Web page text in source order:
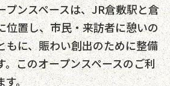
プンスペースは、JR倉敷駅と倉
位置し、市民・来訪者に憩いの
もに、賑わい創出のために整備
。このオープンスペースのご利
す。